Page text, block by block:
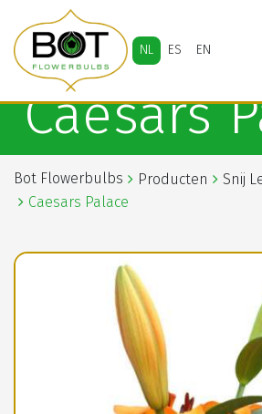
NL ES EN
Caesars
Bot Flowerbulbs Producten
Snij
Caesars Palace